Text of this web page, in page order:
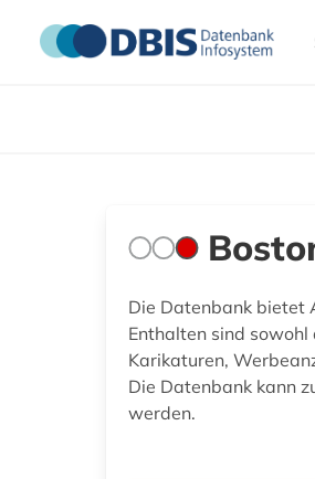
Die Datenbank bietet
Enthalten sind
Karikaturen,
Die Datenbank kann
werden.